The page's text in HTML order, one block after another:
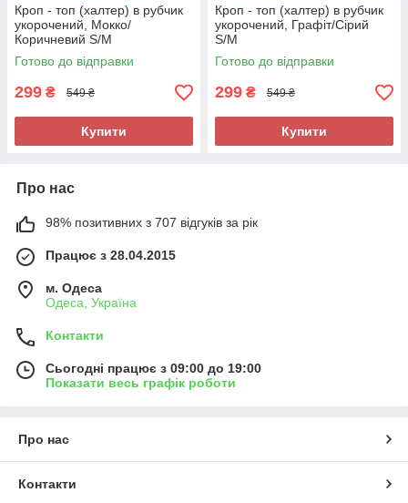
Кроп - топ (халтер) в рубчик
укорочений, Мокко/
Коричневий S/M
Готово до відправки
299 ₴ 549 ₴
Купити
Кроп - топ (халтер) в рубчик
укорочений, Графіт/Сірий
S/M
Готово до відправки
299 ₴ 549 ₴
Купити
Про нас
98% позитивних з 707 відгуків за рік
Працює з 28.04.2015
м. Одеса
Одеса, Україна
Контакти
Сьогодні працює з 09:00 до 19:00
Показати весь графік роботи
Про нас
Контакти